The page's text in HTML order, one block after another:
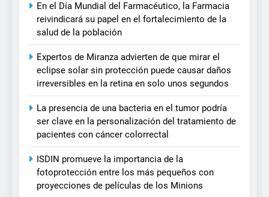
En el Día Mundial del Farmacéutico, la Farmacia
reivindicará su papel en el fortalecimiento de la
salud de la población
Expertos de Miranza advierten de que mirar el
eclipse solar sin protección puede causar daños
irreversibles en la retina en solo unos segundos
La presencia de una bacteria en el tumor podría
ser clave en la personalización del tratamiento de
pacientes con cáncer colorrectal
ISDIN promueve la importancia de la
fotoprotección entre los más pequeños con
proyecciones de películas de los Minions